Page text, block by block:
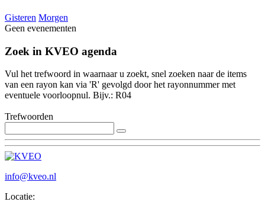
Gisteren Morgen
Geen evenementen
Zoek in KVEO agenda
Vul het trefwoord in waarnaar u zoekt, snel zoeken naar de items
van een rayon kan via 'R' gevolgd door het rayonnummer met
eventuele voorloopnul. Bijv.: R04
Trefwoorden
info@kveo.nl
Locatie: